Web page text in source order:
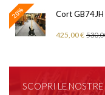
20% Cort GB74JH
425,00 €
SCOPRI LE NOSTRE